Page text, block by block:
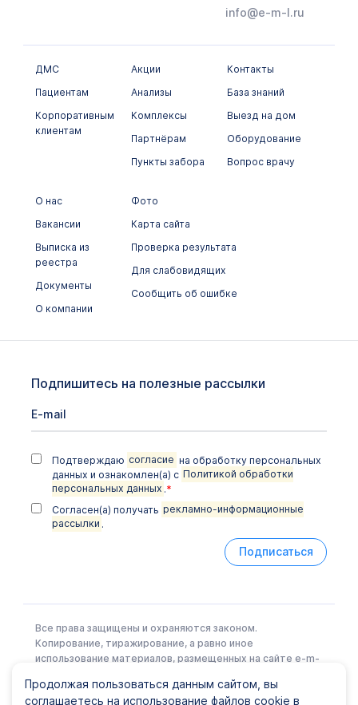
info@e-m-l.ru
ДМС
Пациентам
Корпоративным
клиентам
Акции
Анализы
Комплексы
Партнёрам
Пункты забора
Контакты
База знаний
Выезд на дом
Оборудование
Вопрос врачу
О нас
Вакансии
Выписка из
реестра
Документы
О компании
Фото
Карта сайта
Проверка результата
Для слабовидящих
Сообщить об ошибке
Подпишитесь на полезные рассылки
Подтверждаю согласие на обработку персональных
данных и ознакомлен(а) с Политикой обработки
персональных данных .*
Согласен(а) получать рекламно-информационные
рассылки .
Подписаться
Все права защищены и охраняются законом.
Копирование, тиражирование, а равно иное
использование материалов, размещенных на сайте e-m-
Правообладателя.
Продолжая пользоваться данным сайтом, вы
соглашаетесь на использование файлов cookie в